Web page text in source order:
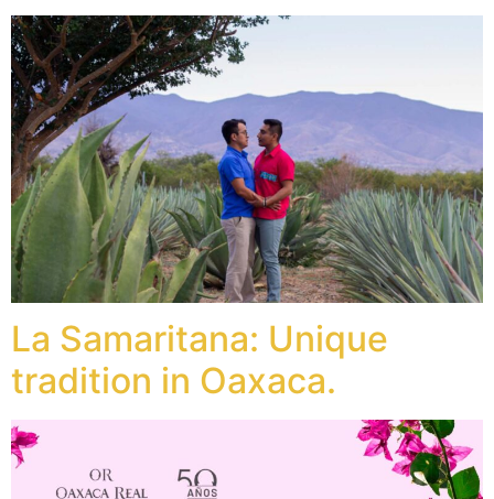
La Samaritana: Unique
tradition in Oaxaca.